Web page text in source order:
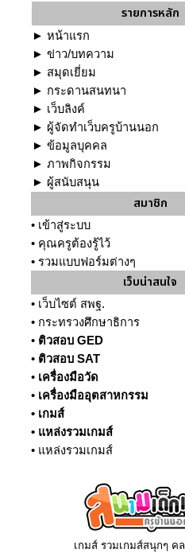
รายการหลัก
► หน้าแรก
► ข่าว/บทความ
► สมุดเยี่ยม
► กระดานสนทนา
► เว็บลิงค์
► ผู้จัดทำเว็บครูบ้านนอก
► ข้อมูลบุคคล
► ภาพกิจกรรม
► ผู้สนับสนุน
สมาชิก
• เข้าสู่ระบบ
• คุณครูต้องรู้ไว้
• รวมแบบฟอร์มต่างๆ
เว็บน่าสนใจ
• เว็บไซต์ สพฐ.
• กระทรวงศึกษาธิการ
• ติวสอบ GED
• ติวสอบ SAT
• เครื่องมือวัด
• เครื่องมืออุตสาหกรรม
• เกมส์
• แหล่งรวมเกมส์
• แหล่งรวมเกมส์
เกมส์ รวมเกมส์สนุกๆ ค